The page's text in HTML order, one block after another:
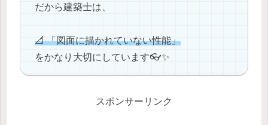
だから建築士は、
📐 「図面に描かれていない性能」
をかなり大切にしています👓✨
スポンサーリンク